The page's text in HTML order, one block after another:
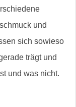
und
sich sowieso
trägt und
und was nicht.